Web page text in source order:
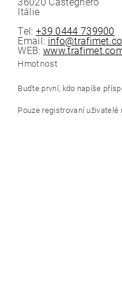
Itálie
Tel:+39 0444 739900
Email:
WEB:
Hmotnost
Buďte první, kdo napíše
Pouze registrovaní